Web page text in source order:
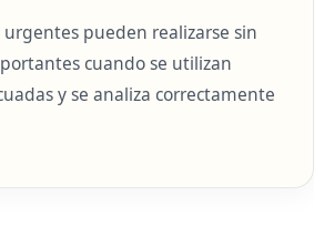
pueden realizarse sin
cuando se utilizan
y se analiza correctamente